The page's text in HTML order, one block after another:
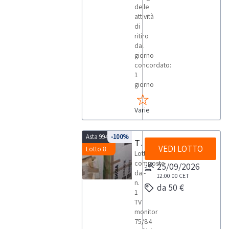
delle
attività
di
ritiro
dal
giorno
concordato:
1
giorno
Varie
Asta 9947
Lotto 8
-100%
TV monitor
Lotto
composto
da:-
n.
1
TV
monitor
75/84
VEDI LOTTO
25/09/2026
12:00:00 CET
da 50 €